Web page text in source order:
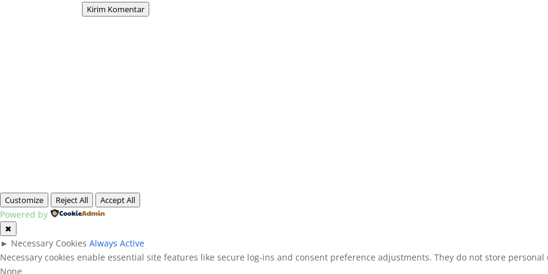
Kirim Komentar
Customize Reject All Accept All
Powered by
✖
► Necessary Cookies Always Active
Necessary cookies enable essential site features like secure log-ins and consent preference adjustments. They do not store personal
None